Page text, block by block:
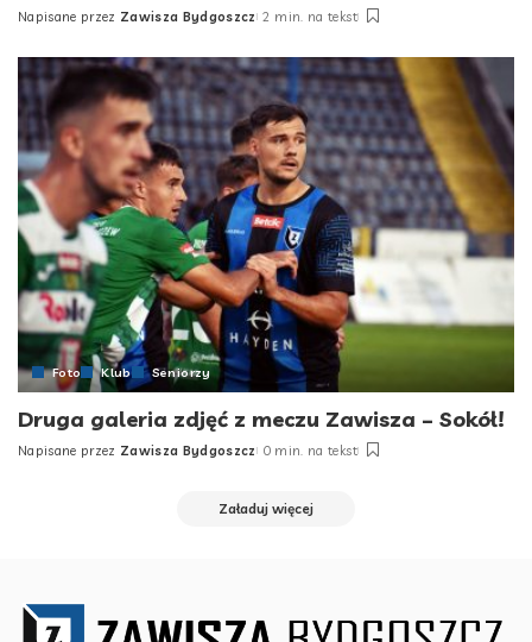
Posted
Napisane przez Zawisza Bydgoszcz 2 min. na tekst
Foto Klub Seniorzy
Druga galeria zdjęć z meczu Zawisza – Sokół!
Posted
Napisane przez Zawisza Bydgoszcz 0 min. na tekst
Załaduj więcej